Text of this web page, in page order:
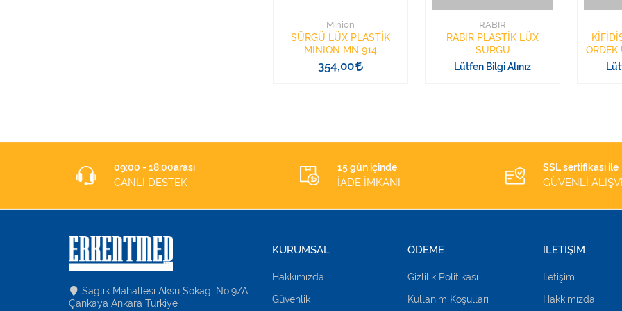
Minion
SÜRGÜ LÜX PLASTİK
MİNİON MN 914
354,00
RABIR
RABIR PLASTİK LÜX
SÜRGÜ
Lütfen Bilgi Alınız
ÖRDEK
09:00 - 18:00arası
CANLI DESTEK
15 gün içinde
İADE İMKANI
SSL sertifikası ile
GÜVENLİ
Sağlık Mahallesi Aksu Sokağı No:9/A
Çankaya Ankara Turkiye
KURUMSAL
Hakkımızda
Güvenlik
ÖDEME
Gizlilik Politikası
Kullanım Koşulları
İLETİŞİM
İletişim
Hakkımızda